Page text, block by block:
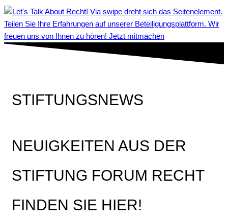
Teilen Sie Ihre Erfahrungen auf unserer Beteiligungsplattform. Wir
freuen uns von Ihnen zu hören! Jetzt mitmachen
STIFTUNGSNEWS
NEUIGKEITEN AUS DER
STIFTUNG FORUM RECHT
FINDEN SIE HIER!